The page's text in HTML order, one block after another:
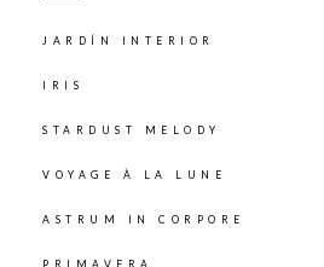
JARDÍN INTERIOR
IRIS
STARDUST MELODY
VOYAGE À LA LUNE
ASTRUM IN CORPORE
PRIMAVERA